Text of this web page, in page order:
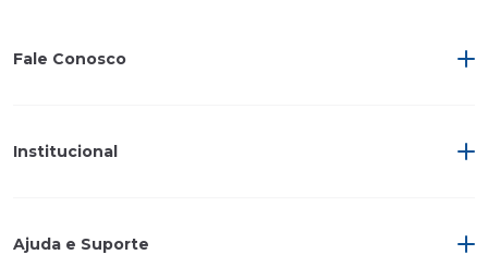
Fale Conosco
Institucional
Ajuda e Suporte